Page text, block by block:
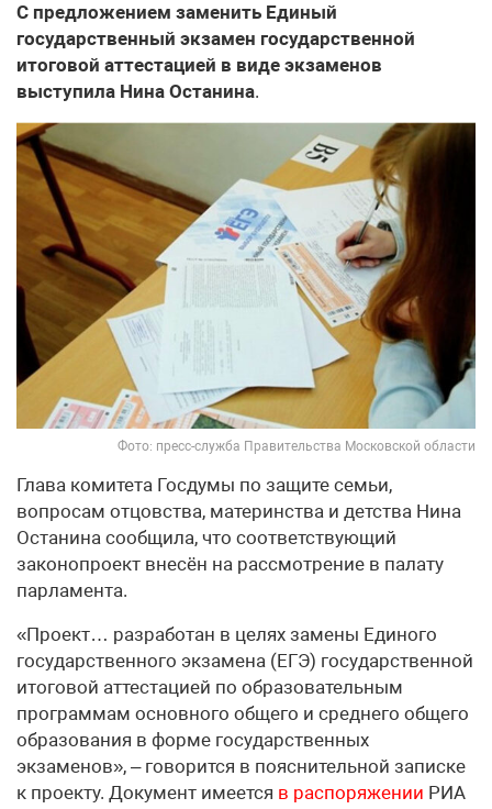
С предложением заменить Единый
государственный экзамен государственной
итоговой аттестацией в виде экзаменов
выступила Нина Останина.
Фото: пресс-служба Правительства Московской области
Глава комитета Госдумы по защите семьи,
вопросам отцовства, материнства и детства Нина
Останина сообщила, что соответствующий
законопроект внесён на рассмотрение в палату
парламента.
«Проект… разработан в целях замены Единого
государственного экзамена (ЕГЭ) государственной
итоговой аттестацией по образовательным
программам основного общего и среднего общего
образования в форме государственных
экзаменов», – говорится в пояснительной записке
к проекту. Документ имеется в распоряжении РИА